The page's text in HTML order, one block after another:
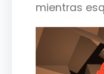
mientras